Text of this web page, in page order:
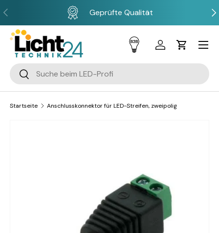
Direkt zum Inhalt
Vorherige Geprüfte Qualität
Suchen
Suchen
Einloggen
Menü
Startseite Anschlusskonnektor für LED-Streifen, zweipolig